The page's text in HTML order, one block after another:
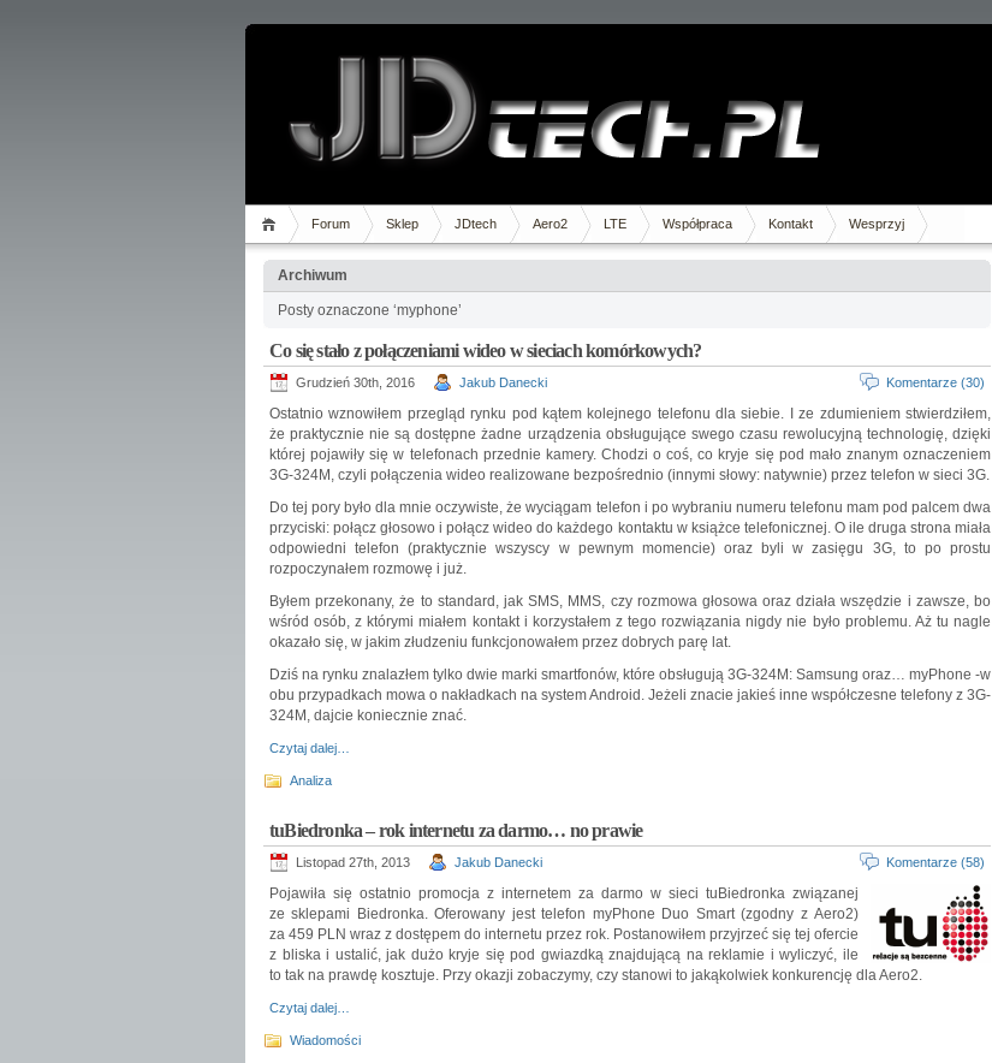
Forum Sklep JDtech Aero2 LTE Współpraca Kontakt Wesprzyj
Archiwum
Posty oznaczone ‘myphone’
Co się stało z połączeniami wideo w sieciach komórkowych?
Grudzień 30th, 2016 Jakub Danecki Komentarze (30)
Ostatnio wznowiłem przegląd rynku pod kątem kolejnego telefonu dla siebie. I ze zdumieniem stwierdziłem,
że praktycznie nie są dostępne żadne urządzenia obsługujące swego czasu rewolucyjną technologię, dzięki
której pojawiły się w telefonach przednie kamery. Chodzi o coś, co kryje się pod mało znanym oznaczeniem
3G-324M, czyli połączenia wideo realizowane bezpośrednio (innymi słowy: natywnie) przez telefon w sieci 3G.
Do tej pory było dla mnie oczywiste, że wyciągam telefon i po wybraniu numeru telefonu mam pod palcem dwa
przyciski: połącz głosowo i połącz wideo do każdego kontaktu w książce telefonicznej. O ile druga strona miała
odpowiedni telefon (praktycznie wszyscy w pewnym momencie) oraz byli w zasięgu 3G, to po prostu
rozpoczynałem rozmowę i już.
Byłem przekonany, że to standard, jak SMS, MMS, czy rozmowa głosowa oraz działa wszędzie i zawsze, bo
wśród osób, z którymi miałem kontakt i korzystałem z tego rozwiązania nigdy nie było problemu. Aż tu nagle
okazało się, w jakim złudzeniu funkcjonowałem przez dobrych parę lat.
Dziś na rynku znalazłem tylko dwie marki smartfonów, które obsługują 3G-324M: Samsung oraz… myPhone -w
obu przypadkach mowa o nakładkach na system Android. Jeżeli znacie jakieś inne współczesne telefony z 3G-
324M, dajcie koniecznie znać.
Czytaj dalej…
Analiza
tuBiedronka – rok internetu za darmo… no prawie
Listopad 27th, 2013 Jakub Danecki Komentarze (58)
Pojawiła się ostatnio promocja z internetem za darmo w sieci tuBiedronka związanej
ze sklepami Biedronka. Oferowany jest telefon myPhone Duo Smart (zgodny z Aero2)
za 459 PLN wraz z dostępem do internetu przez rok. Postanowiłem przyjrzeć się tej ofercie
z bliska i ustalić, jak dużo kryje się pod gwiazdką znajdującą na reklamie i wyliczyć, ile
to tak na prawdę kosztuje. Przy okazji zobaczymy, czy stanowi to jakąkolwiek konkurencję dla Aero2.
Czytaj dalej…
Wiadomości